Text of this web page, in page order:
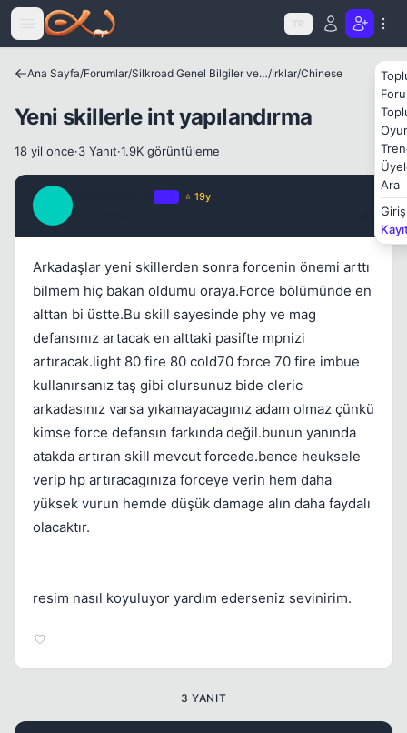
Icerige atla
TR
Ara
Giriş
Ana Sayfa/Forumlar/ Silkroad Genel Bilgiler ve Update Bilgileri/Irklar/Chinese
Yeni skillerle int yapılandırma
18 yil once·3 Yanıt·1.9K görüntüleme
⭐ 19y
Arkadaşlar yeni skillerden sonra forcenin önemi arttı
bilmem hiç bakan oldumu oraya.Force bölümünde en
alttan bi üstte.Bu skill sayesinde phy ve mag
defansınız artacak en alttaki pasifte mpnizi
artıracak.light 80 fire 80 cold70 force 70 fire imbue
kullanırsanız taş gibi olursunuz bide cleric
arkadasınız varsa yıkamayacagınız adam olmaz çünkü
kimse force defansın farkında değil.bunun yanında
atakda artıran skill mevcut forcede.bence heuksele
verip hp artıracagınıza forceye verin hem daha
yüksek vurun hemde düşük damage alın daha faydalı
olacaktır.
resim nasıl koyuluyor yardım ederseniz sevinirim.
3 YANIT